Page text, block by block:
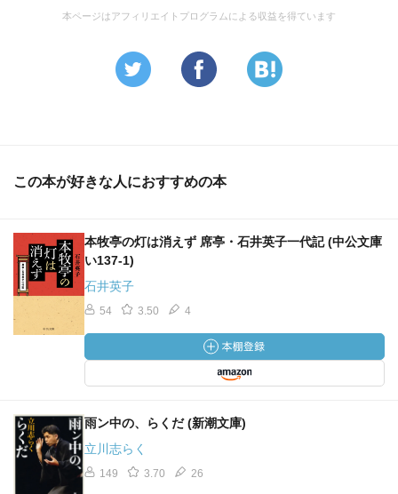
本ページはアフィリエイトプログラムによる収益を得ています
この本が好きな人におすすめの本
本牧亭の灯は消えず 席亭・石井英子一代記 (中公文庫
い137-1)
石井英子
54 3.50 4
雨ン中の、らくだ (新潮文庫)
立川志らく
149 3.70 26